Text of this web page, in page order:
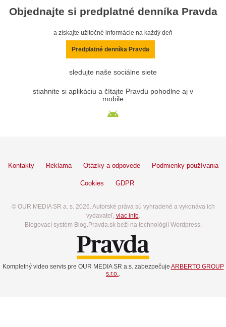
Objednajte si predplatné denníka Pravda
a získajte užitočné informácie na každý deň
Predplatné denníka Pravda
sledujte naše sociálne siete
stiahnite si aplikáciu a čítajte Pravdu pohodlne aj v
mobile
Kontakty Reklama Otázky a odpovede Podmienky používania
Cookies GDPR
© OUR MEDIA SR a. s. 2026. Autorské práva sú vyhradené a vykonáva ich
vydavateľ, viac info.
Blogovací systém Blog.Pravda.sk beží na technológií Wordpress.
Kompletný video servis pre OUR MEDIA SR a.s. zabezpečuje ARBERTO GROUP
s.r.o.